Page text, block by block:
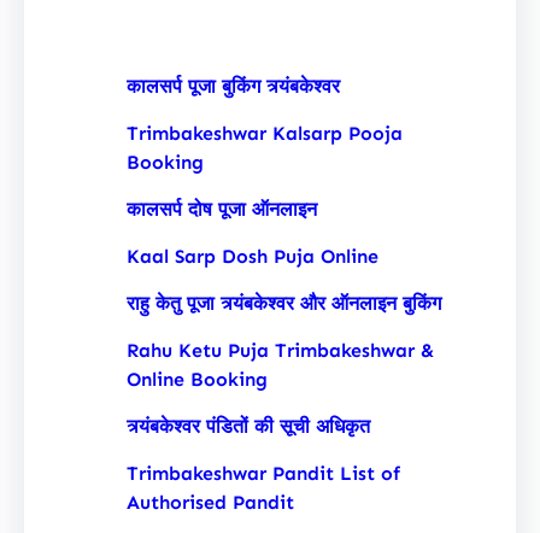
कालसर्प पूजा बुकिंग त्र्यंबकेश्वर
Trimbakeshwar Kalsarp Pooja
Booking
कालसर्प दोष पूजा ऑनलाइन
Kaal Sarp Dosh Puja Online
राहु केतु पूजा त्र्यंबकेश्वर और ऑनलाइन बुकिंग
Rahu Ketu Puja Trimbakeshwar &
Online Booking
त्र्यंबकेश्वर पंडितों की सूची अधिकृत
Trimbakeshwar Pandit List of
Authorised Pandit